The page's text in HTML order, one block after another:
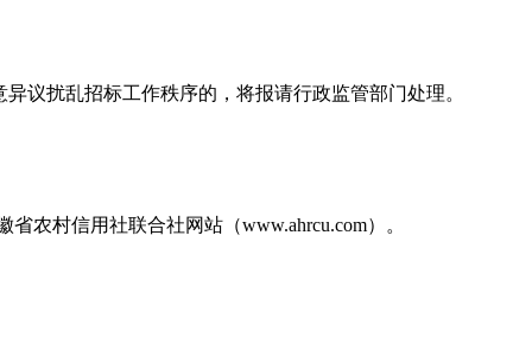
议扰乱招标工作秩序的，将报请行政监管部门处理。
农村信用社联合社网站（www.ahrcu.com）。